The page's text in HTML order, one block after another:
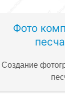
Фото
Создание